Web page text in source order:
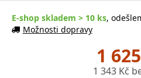
E-shop skladem > 10 ks,
Možnosti dopravy
1
1 343 Kč